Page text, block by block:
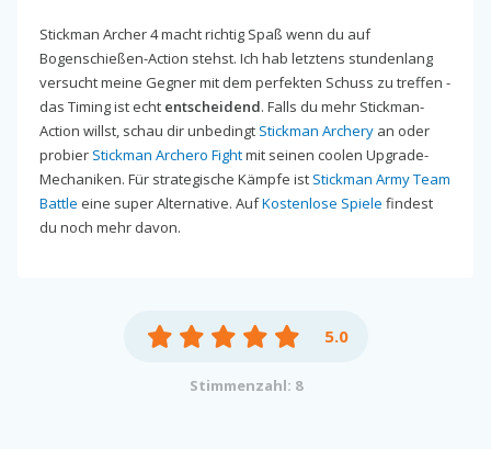
Stickman Archer 4 macht richtig Spaß wenn du auf
Bogenschießen-Action stehst. Ich hab letztens stundenlang
versucht meine Gegner mit dem perfekten Schuss zu treffen -
das Timing ist echt entscheidend. Falls du mehr Stickman-
Action willst, schau dir unbedingt Stickman Archery an oder
probier Stickman Archero Fightmit seinen coolen Upgrade-
Mechaniken. Für strategische Kämpfe ist Stickman Army Team
Battle eine super Alternative. AufKostenlose Spiele findest
du noch mehr davon.
5.0
Stimmenzahl: 8